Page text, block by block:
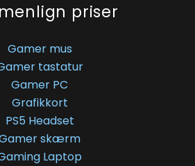
priser
Gamer mus
tastatur
Gamer PC
Grafikkort
PS5 Headset
skærm
Laptop